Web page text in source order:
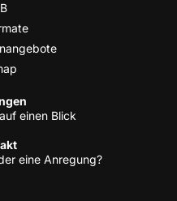
einen Blick
eine Anregung?